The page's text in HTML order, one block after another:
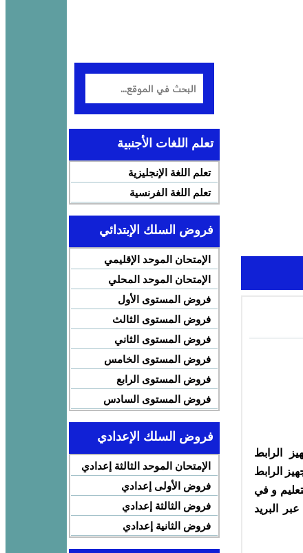
الرابط
الرابط
و في
البريد
تعلم اللغات الأجنبية
تعلم اللغة الإنجليزية
تعلم اللغة الفرنسية
فروض السلك الإبتدائي
الإمتحان الموحد الإقليمي
الإمتحان الموحد المحلي
فروض المستوى الأول
فروض المستوى الثالث
فروض المستوى الثاني
فروض المستوى الخامس
فروض المستوى الرابع
فروض المستوى السادس
فروض السلك الإعدادي
الإمتحان الموحد الثالثة إعدادي
فروض الأولى إعدادي
فروض الثالثة إعدادي
فروض الثانية إعدادي